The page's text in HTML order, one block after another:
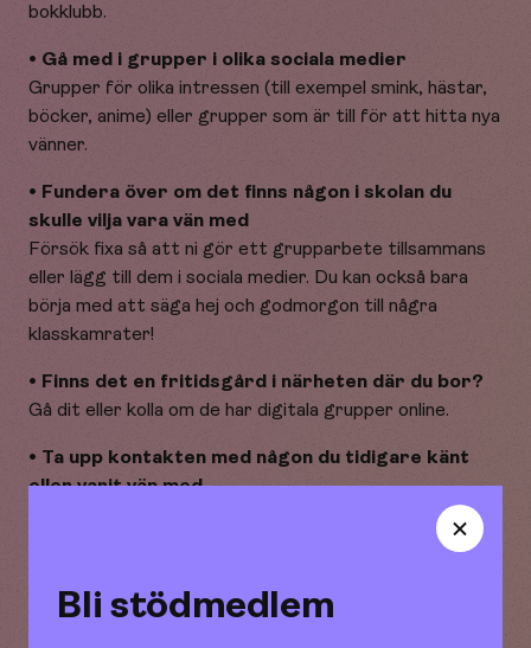
Bli stödmedlem
bokklubb.
• Gå med i grupper i olika sociala medier
Grupper för olika intressen (till exempel smink, hästar,
böcker, anime) eller grupper som är till för att hitta nya
vänner.
• Fundera över om det finns någon i skolan du
skulle vilja vara vän med
Försök fixa så att ni gör ett grupparbete tillsammans
eller lägg till dem i sociala medier. Du kan också bara
börja med att säga hej och godmorgon till några
klasskamrater!
• Finns det en fritidsgård i närheten där du bor?
Gå dit eller kolla om de har digitala grupper online.
• Ta upp kontakten med någon du tidigare känt
eller varit vän med.
Ibland finns det vänner runt omkring en som man kanske
inte pratat med på länge. Att ta upp kontakten igen
• Fundera igenom om du har andra personer i din